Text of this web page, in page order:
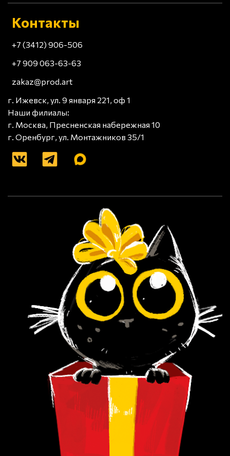
Контакты
+7 (3412) 906-506
+7 909 063-63-63
zakaz@prod.art
г. Ижевск, ул. 9 января 221, оф 1
Наши филиалы:
г. Москва, Пресненская набережная 10
г. Оренбург, ул. Монтажников 35/1